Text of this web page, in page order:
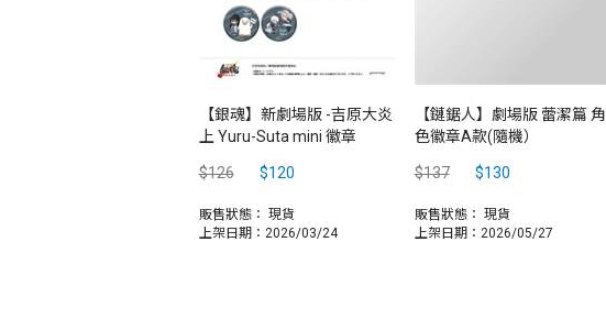
【銀魂】新劇場版 -吉原大炎
上 Yuru-Suta mini 徽章
$126 $120
販售狀態： 現貨
上架日期：2026/03/24
【鏈鋸人】劇場版 蕾潔篇 角
色徽章A款(隨機）
$137 $130
販售狀態： 現貨
上架日期：2026/05/27